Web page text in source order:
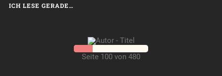
ICH LESE GERADE…
Seite 100 von 480